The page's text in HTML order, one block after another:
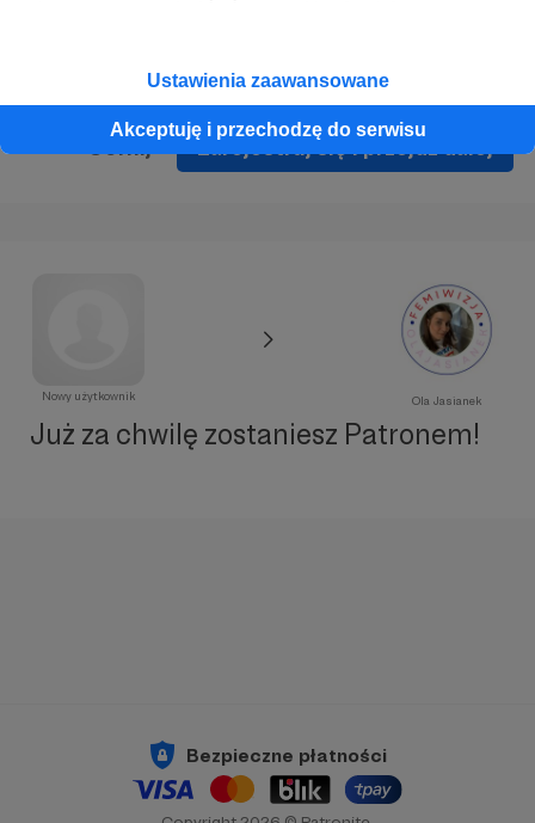
Ustawienia zaawansowane
Akceptuję i przechodzę do serwisu
Zarejestruj się i przejdź dalej
Nowy użytkownik Ola Jasianek
Już za chwilę zostaniesz Patronem!
Bezpieczne płatności